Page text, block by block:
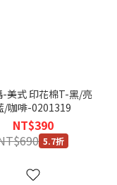
-美式 印花棉T-黑/亮
/咖啡-0201319
NT$390
5.7折